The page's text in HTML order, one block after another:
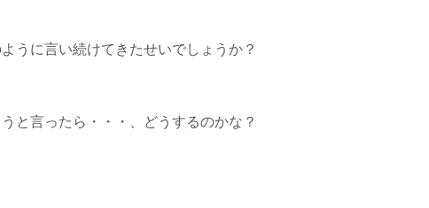
うに言い続けてきたせいでしょうか？
と言ったら・・・、どうするのかな？